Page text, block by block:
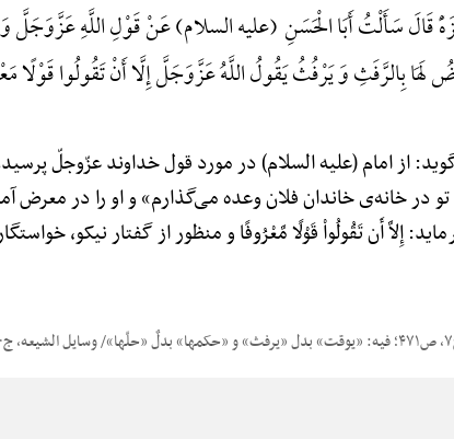
قَالَ سَأَلْتُ أَبَا الْحَسَنِ (علیه السلام) عَنْ قَوْلِ اللَّهِ عَزَّوَجَلَّ
بِالرَّفَثِ وَ یَرْفُثُ یَقُولُ اللَّهُ عَزَّوَجَلَّ إِلَّا أَنْ تَقُولُوا قَوْلًا
از امام (علیه السلام) در مورد قول خداوند عزّوجلّ
تو در خانه‌ی خاندان فلان وعده می‌گذارم» و او را در معرض
إِلاَّ أَن تَقُولُواْ قَوْلًا مَّعْرُوفًا و منظور از گفتار نیکو،